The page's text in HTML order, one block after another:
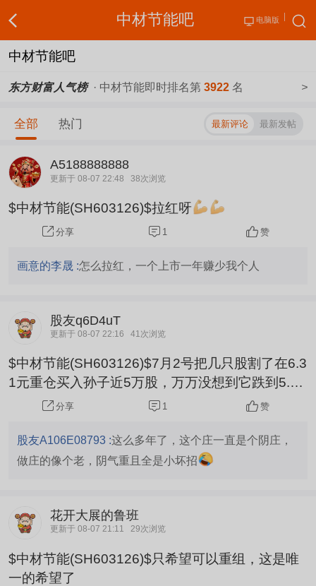
中材节能吧 电脑版
中材节能吧
东方财富人气榜· 中材节能即时排名第 3922 名 >
全部 热门 最新评论 最新发帖
A5188888888
更新于 08-07 22:48 38次浏览
$中材节能(SH603126)$拉红呀
分享 1 赞
画意的李晟 :怎么拉红，一个上市一年赚少我个人
股友q6D4uT
更新于 08-07 22:16 41次浏览
$中材节能(SH603126)$7月2号把几只股割了在6.3
1元重仓买入孙子近5万股，万万没想到它跌到5.4
元，割掉的股都在7月2号筑底成功并反弹了十几个
誓在这个股上不赚钱不走，亏钱走是孙子。
分享 1 赞
股友A106E08793 :这么多年了，这个庄一直是个阴庄，
做庄的像个老，阴气重且全是小坏招
花开大展的鲁班
更新于 08-07 21:11 29次浏览
$中材节能(SH603126)$只希望可以重组，这是唯
一的希望了